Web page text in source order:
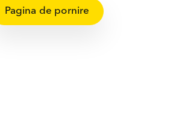
Pagina de pornire